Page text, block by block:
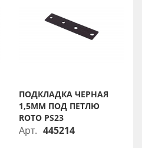
ПОДКЛАДКА ЧЕРНАЯ
1,5ММ ПОД ПЕТЛЮ
ROTO PS23
Арт. 445214